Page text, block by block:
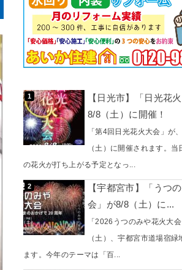
【日光市】「日光花
8/8（土）に開催！
「第4回日光花火大会」が
（土）に開催されます。当
の花火が打ち上がる予定となっ...
【宇都宮市】「うつ
会」が8/8（土）に...
「2026うつのみや花火大
（土）、宇都宮市道場宿緑
ます。今年のテーマは「百...